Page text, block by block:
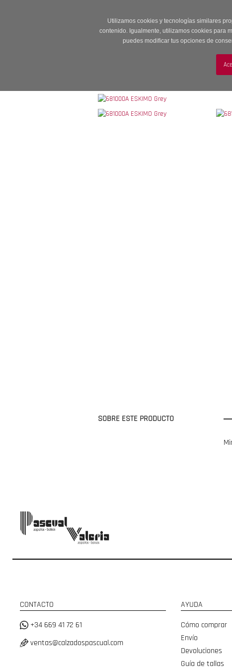
Utilizamos cookies y tecnologías similares
contenido. Igualmente, utilizamos cookies para
puedes modificar tus opciones de
SOBRE ESTE PRODUCTO
CONTACTO
+34 669 41 72 61
ventas@calzadospascual.com
AYUDA
Cómo comprar
Envío
Devoluciones
Guía de tallas